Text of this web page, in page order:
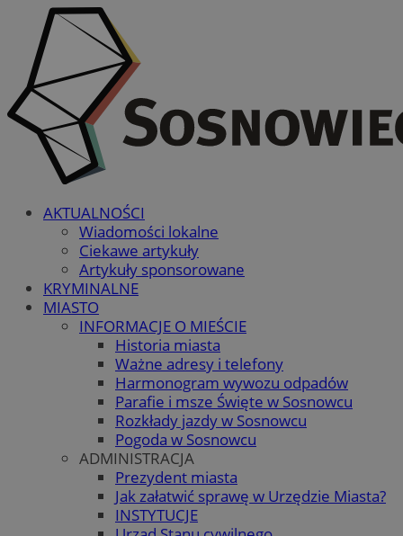
AKTUALNOŚCI
Wiadomości lokalne
Ciekawe artykuły
Artykuły sponsorowane
KRYMINALNE
MIASTO
INFORMACJE O MIEŚCIE
Historia miasta
Ważne adresy i telefony
Harmonogram wywozu odpadów
Parafie i msze Święte w Sosnowcu
Rozkłady jazdy w Sosnowcu
Pogoda w Sosnowcu
ADMINISTRACJA
Prezydent miasta
Jak załatwić sprawę w Urzędzie Miasta?
INSTYTUCJE